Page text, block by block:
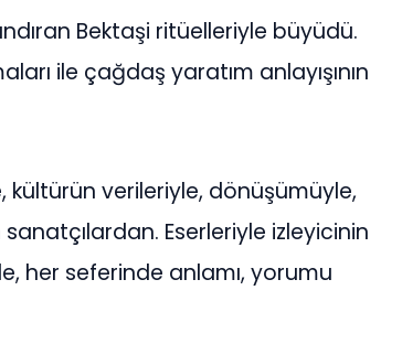
Bektaşi ritüelleriyle büyüdü.
ile çağdaş yaratım anlayışının
kültürün verileriyle, dönüşümüyle,
Eserleriyle izleyicinin
her seferinde anlamı, yorumu